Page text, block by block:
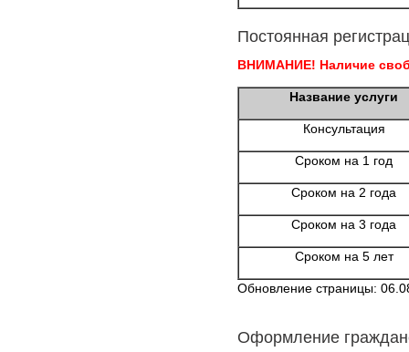
Постоянная
ВНИМАНИЕ! Наличие
Название услуги
Консультация
Сроком на 1 год
Сроком на 2 года
Сроком на 3 года
Сроком на 5 лет
Обновление страницы:
Оформление